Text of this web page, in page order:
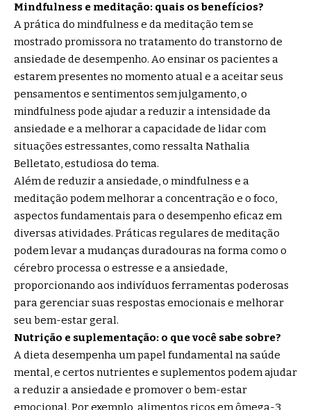
Mindfulness e meditação: quais os benefícios?
A prática do mindfulness e da meditação tem se
mostrado promissora no tratamento do transtorno de
ansiedade de desempenho. Ao ensinar os pacientes a
estarem presentes no momento atual e a aceitar seus
pensamentos e sentimentos sem julgamento, o
mindfulness pode ajudar a reduzir a intensidade da
ansiedade e a melhorar a capacidade de lidar com
situações estressantes, como ressalta Nathalia
Belletato, estudiosa do tema.
Além de reduzir a ansiedade, o mindfulness e a
meditação podem melhorar a concentração e o foco,
aspectos fundamentais para o desempenho eficaz em
diversas atividades. Práticas regulares de meditação
podem levar a mudanças duradouras na forma como o
cérebro processa o estresse e a ansiedade,
proporcionando aos indivíduos ferramentas poderosas
para gerenciar suas respostas emocionais e melhorar
seu bem-estar geral.
Nutrição e suplementação: o que você sabe sobre?
A dieta desempenha um papel fundamental na saúde
mental, e certos nutrientes e suplementos podem ajudar
a reduzir a ansiedade e promover o bem-estar